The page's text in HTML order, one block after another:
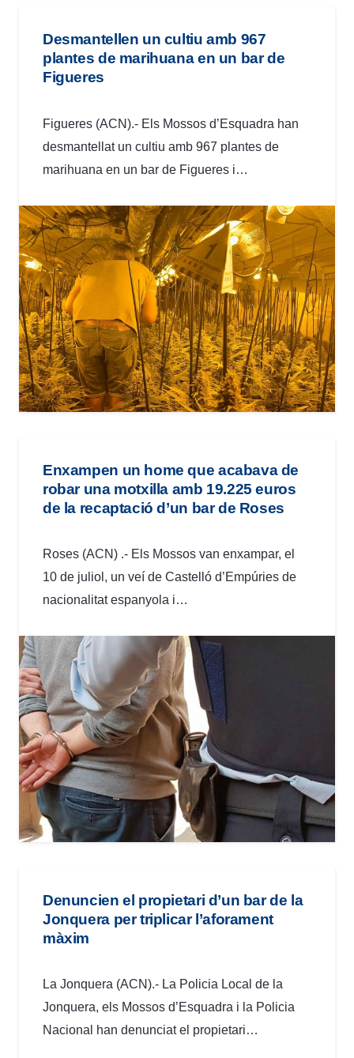
Desmantellen un cultiu amb 967
plantes de marihuana en un bar de
Figueres
Figueres (ACN).- Els Mossos d’Esquadra han
desmantellat un cultiu amb 967 plantes de
marihuana en un bar de Figueres i…
Enxampen un home que acabava de
robar una motxilla amb 19.225 euros
de la recaptació d’un bar de Roses
Roses (ACN) .- Els Mossos van enxampar, el
10 de juliol, un veí de Castelló d’Empúries de
nacionalitat espanyola i…
Denuncien el propietari d’un bar de la
Jonquera per triplicar l’aforament
màxim
La Jonquera (ACN).- La Policia Local de la
Jonquera, els Mossos d’Esquadra i la Policia
Nacional han denunciat el propietari…